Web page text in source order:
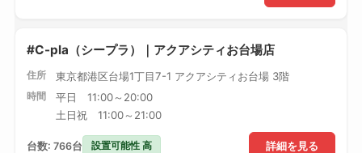
#C-pla（シープラ）｜アクアシティお台場店
住所 東京都港区台場1丁目7-1 アクアシティお台場 3階
時間
平日 11:00～20:00
土日祝 11:00～21:00
詳細を見る
台数: 766台 設置可能性 高